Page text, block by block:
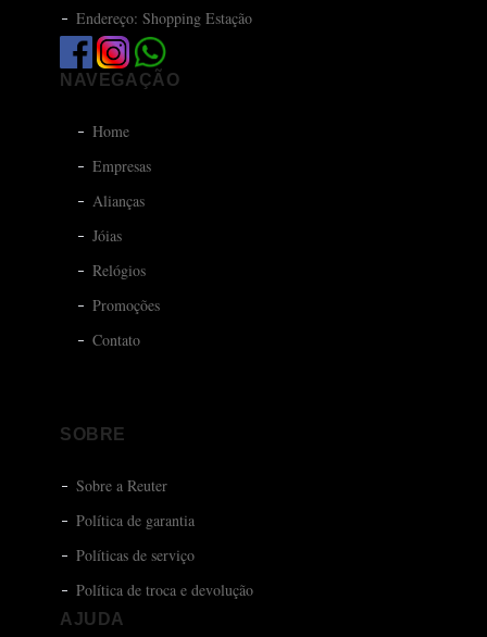
Endereço: Shopping Estação
NAVEGAÇÃO
Home
Empresas
Alianças
Jóias
Relógios
Promoções
Contato
SOBRE
Sobre a Reuter
Política de garantia
Políticas de serviço
Política de troca e devolução
AJUDA